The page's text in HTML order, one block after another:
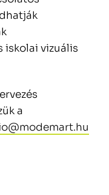
iskolai vizuális
a